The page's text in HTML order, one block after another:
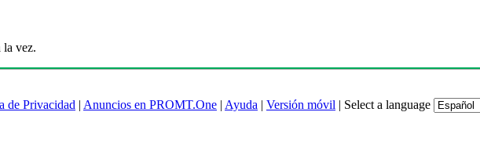
la vez.
de Privacidad | Anuncios en PROMT.One | Ayuda | Versión móvil | Select a language